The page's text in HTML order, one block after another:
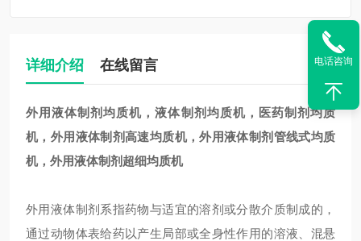
详细介绍 在线留言
外用液体制剂均质机 ，液体制剂均质机，医药制剂均质
机，外用液体制剂高速均质机，外用液体制剂管线式均质
机，外用液体制剂超细均质机
外用液体制剂系指药物与适宜的溶剂或分散介质制成的，
通过动物体表给药以产生局部或全身性作用的溶液、混悬
电话咨询